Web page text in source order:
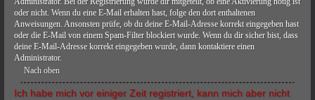
oder nicht. Wenn du eine E-Mail erhalten hast, folge den dort enthaltenen
Anweisungen. Ansonsten prüfe, ob du deine E-Mail-Adresse korrekt eingegeben hast
oder die E-Mail von einem Spam-Filter blockiert wurde. Wenn du dir sicher bist, dass
deine E-Mail-Adresse korrekt eingegeben wurde, dann kontaktiere einen
Administrator.
Nach oben
Ich habe mich vor einiger Zeit registriert, kann mich aber nicht